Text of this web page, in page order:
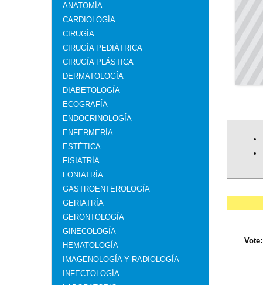
ANATOMÍA
CARDIOLOGÍA
CIRUGÍA
CIRUGÍA PEDIÁTRICA
CIRUGÍA PLÁSTICA
DERMATOLOGÍA
DIABETOLOGÍA
ECOGRAFÍA
ENDOCRINOLOGÍA
ENFERMERÍA
ESTÉTICA
FISIATRÍA
FONIATRÍA
GASTROENTEROLOGÍA
GERIATRÍA
GERONTOLOGÍA
GINECOLOGÍA
HEMATOLOGÍA
IMAGENOLOGÍA Y RADIOLOGÍA
INFECTOLOGÍA
Vote: